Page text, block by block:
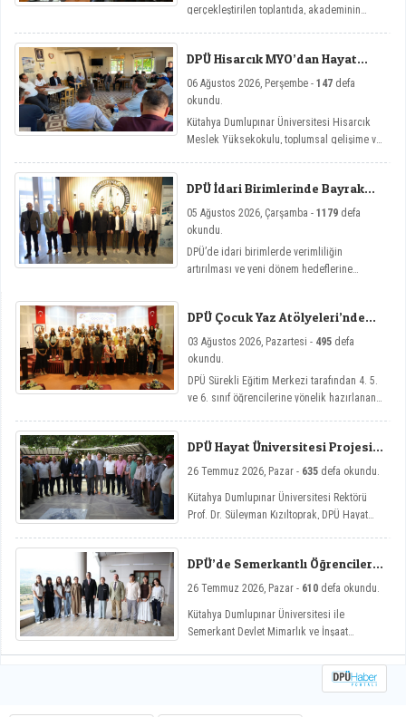
gerçekleştirilen toplantıda, akademinin
DPÜ Hisarcık MYO’dan Hayat
06 Ağustos 2026, Perşembe - 147 defa
okundu.
Kütahya Dumlupınar Üniversitesi Hisarcık
Meslek Yüksekokulu, toplumsal gelişime ve
Sohbetler etkinlik serisi kapsamında üç
önemli söyleşiye imza attı.
DPÜ İdari Birimlerinde Bayrak
05 Ağustos 2026, Çarşamba - 1179 defa
okundu.
DPÜ’de idari birimlerde verimliliğin
artırılması ve yeni dönem hedeflerine
DPÜ Çocuk Yaz Atölyeleri’nde
03 Ağustos 2026, Pazartesi - 495 defa
okundu.
DPÜ Sürekli Eğitim Merkezi tarafından 4. 5.
ve 6. sınıf öğrencilerine yönelik hazırlanan
değerlendirmelerini amaçlayan DPÜ Çocuk
Yaz Atölyeleri programı, düzenlenen açılış
DPÜ Hayat Üniversitesi Projesi
26 Temmuz 2026, Pazar - 635 defa okundu.
Kütahya Dumlupınar Üniversitesi Rektörü
Prof. Dr. Süleyman Kızıltoprak, DPÜ Hayat
katılarak vatandaşlarla buluştu.
DPÜ’de Semerkantlı Öğrencilere
26 Temmuz 2026, Pazar - 610 defa okundu.
Kütahya Dumlupınar Üniversitesi ile
Semerkant Devlet Mimarlık ve İnşaat
geçirilen iş birliği kapsamında misafir
öğrenciler yaz okulunda ağırlanıyor.